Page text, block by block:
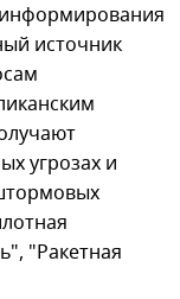
источник
угрозах и
"Ракетная